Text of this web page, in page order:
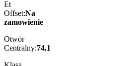
Et
Offset:Na
zamowienie
Otwór
Centralny:74,1